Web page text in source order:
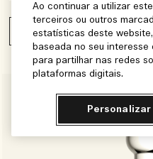
Ao continuar a utilizar
terceiros ou outros
estatísticas deste
baseada no seu interesse
para partilhar nas redes
plataformas digitais.
Personalizar